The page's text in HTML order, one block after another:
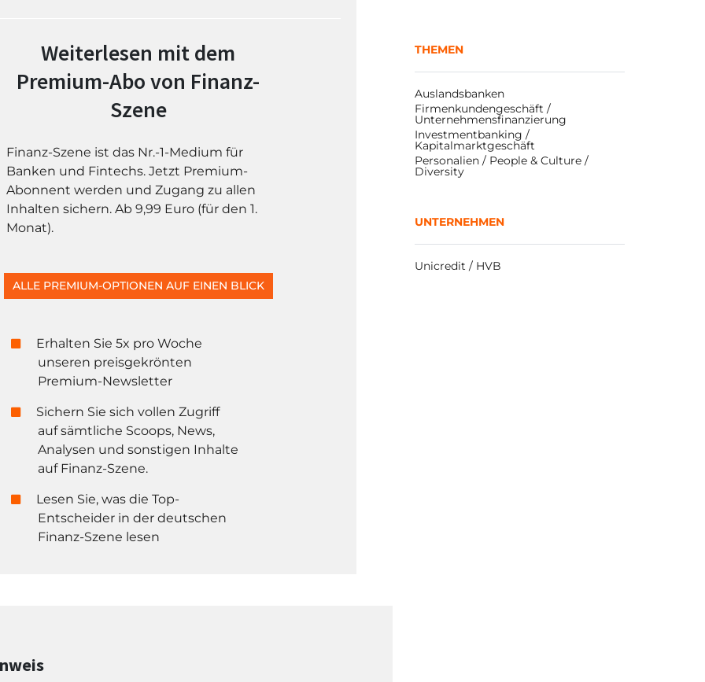
Weiterlesen mit dem
Premium-Abo von Finanz-
Szene
Finanz-Szene ist das Nr.-1-Medium für
Banken und Fintechs. Jetzt Premium-
Abonnent werden und Zugang zu allen
Inhalten sichern. Ab 9,99 Euro (für den 1.
Monat).
ALLE PREMIUM-OPTIONEN AUF EINEN BLICK
Erhalten Sie 5x pro Woche
unseren preisgekrönten
Premium-Newsletter
Sichern Sie sich vollen Zugriff
auf sämtliche Scoops, News,
Analysen und sonstigen Inhalte
auf Finanz-Szene.
Lesen Sie, was die Top-
Entscheider in der deutschen
Finanz-Szene lesen
THEMEN
Auslandsbanken
Firmenkundengeschäft /
Unternehmensfinanzierung
Investmentbanking /
Kapitalmarktgeschäft
Personalien / People & Culture /
Diversity
UNTERNEHMEN
Unicredit / HVB